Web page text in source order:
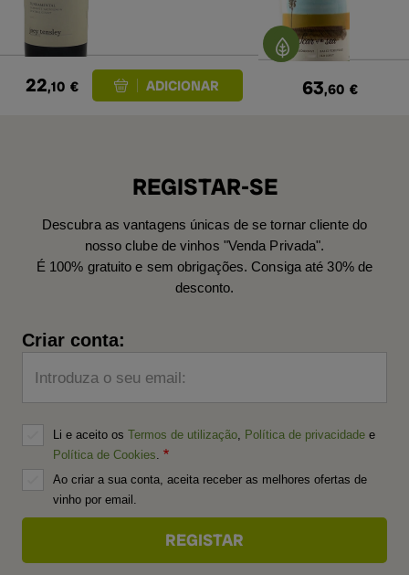
22,10 € 63,60 €
REGISTAR-SE
Descubra as vantagens únicas de se tornar cliente do
nosso clube de vinhos "Venda Privada".
É 100% gratuito e sem obrigações. Consiga até 30% de
desconto.
Criar conta:
Introduza o seu email:
Li e aceito os Termos de utilização Política de privacidade e
Política de Cookies
Ao criar a sua conta, aceita receber as melhores ofertas de
vinho por email.